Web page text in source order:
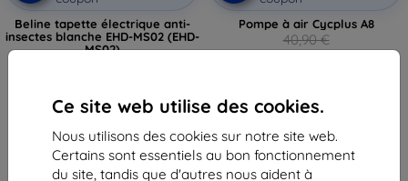
Ce site web utilise des cookies.
Nous utilisons des cookies sur notre site web.
Certains sont essentiels au bon fonctionnement
du site, tandis que d'autres nous aident à
Beline tapette électrique anti-
insectes blanche EHD-MS02 (EHD-
MS02)
En stock > 5 pièces
Pompe à air Cycplus A8
40,90 €